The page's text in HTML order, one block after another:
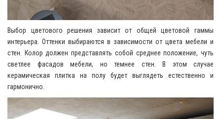
Выбор цветового решения зависит от общей цветовой гаммы
интерьера. Оттенки выбираются в зависимости от цвета мебели и
стен. Колор должен представлять собой среднее положение, чуть
светлее фасадов мебели, но темнее стен. В этом случае
керамическая плитка на полу будет выглядеть естественно и
гармонично.